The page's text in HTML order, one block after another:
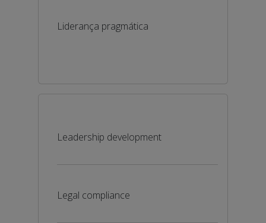
Liderança pragmática
Leadership development
Legal compliance